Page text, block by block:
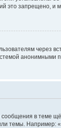
запрещено, и
через
анонимными
в теме
темы.